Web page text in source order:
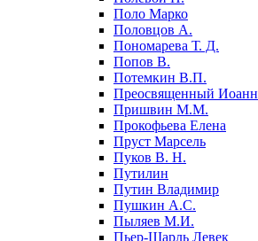
Поло Марко
Половцов А.
Пономарева Т. Д.
Попов В.
Потемкин В.П.
Преосвященный Иоанн
Пришвин М.М.
Прокофьева Елена
Пруст Марсель
Пуков В. Н.
Путилин
Путин Владимир
Пушкин А.С.
Пыляев М.И.
Пьер-Шарль Левек